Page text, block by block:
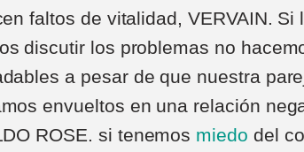
faltos de vitalidad, VERVAIN.
discutir los problemas no
a pesar de que nuestra
envueltos en una relación
ROSE. si tenemos miedo del